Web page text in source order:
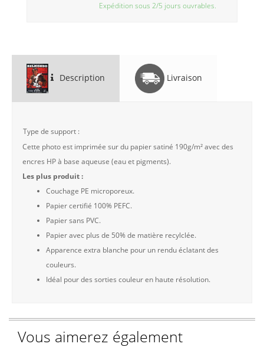
Expédition sous 2/5 jours ouvrables.
Description Livraison
Type de support :
Cette photo est imprimée sur du papier satiné 190g/m² avec des
encres HP à base aqueuse (eau et pigments).
Les plus produit :
Couchage PE microporeux.
Papier certifié 100% PEFC.
Papier sans PVC.
Papier avec plus de 50% de matière recylclée.
Apparence extra blanche pour un rendu éclatant des
couleurs.
Idéal pour des sorties couleur en haute résolution.
Vous aimerez également